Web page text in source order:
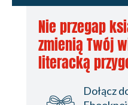
Nie przegap
zmienią Twój
literacką
Dołącz